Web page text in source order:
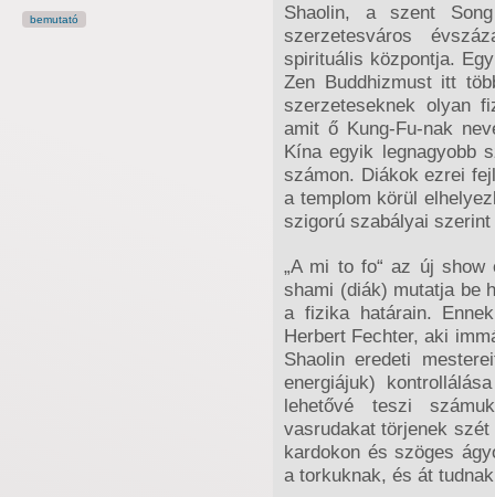
Shaolin, a szent
szerzetesváros
spirituális központja.
Zen Buddhizmust itt
szerzeteseknek olyan
amit ő Kung-Fu-nak
Kína egyik legnagyobb
számon. Diákok ezrei
a templom körül
szigorú szabályai
„A mi to fo“ az új
shami (diák) mutatja be
a fizika határain.
Herbert Fechter, aki
Shaolin eredeti
energiájuk)
lehetővé teszi
vasrudakat törjenek
kardokon és szöges
a torkuknak, és át
bemutató